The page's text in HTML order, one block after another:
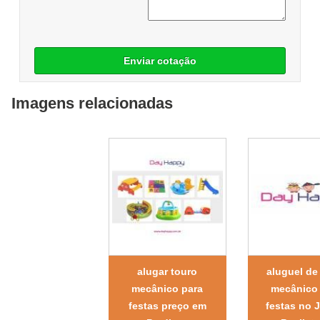
Enviar cotação
Imagens relacionadas
alugar touro
mecânico para
festas preço em
aluguel
mecânico
festas no